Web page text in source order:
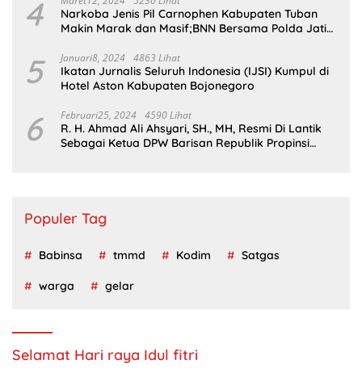
4
Narkoba Jenis Pil Carnophen Kabupaten Tuban
Makin Marak dan Masif;BNN Bersama Polda Jatim
5 Januari8, 2024 4863 Lihat
Ikatan Jurnalis Seluruh Indonesia (IJSI) Kumpul di
Hotel Aston Kabupaten Bojonegoro
6 Februari25, 2024 4590 Lihat
R. H. Ahmad Ali Ahsyari, SH., MH, Resmi Di Lantik
Sebagai Ketua DPW Barisan Republik Propinsi
Populer Tag
Babinsa tmmd Kodim Satgas
warga gelar
Selamat Hari raya Idul fitri